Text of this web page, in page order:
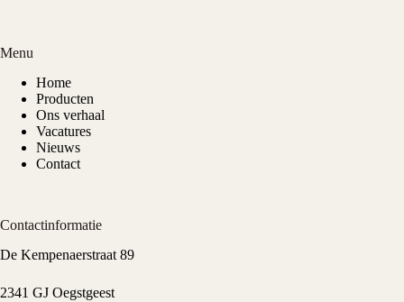
Menu
Home
Producten
Ons verhaal
Vacatures
Nieuws
Contact
Contactinformatie
De Kempenaerstraat 89
2341 GJ Oegstgeest